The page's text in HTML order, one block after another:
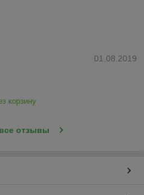
01.08.2019
корзину
отзывы